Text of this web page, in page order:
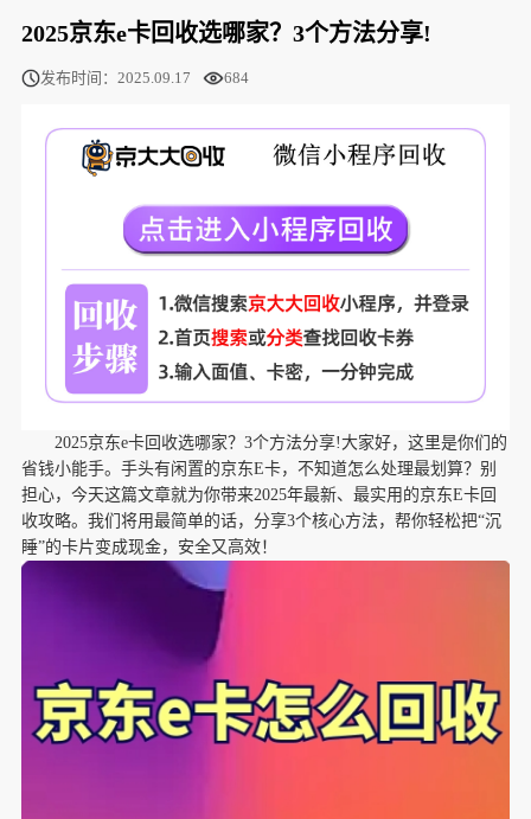
2025京东e卡回收选哪家？3个方法分享!
发布时间：2025.09.17 684
2025京东e卡回收选哪家？3个方法分享!大家好，这里是你们的
省钱小能手。手头有闲置的京东E卡，不知道怎么处理最划算？别
担心，今天这篇文章就为你带来2025年最新、最实用的京东E卡回
收攻略。我们将用最简单的话，分享3个核心方法，帮你轻松把“沉
睡”的卡片变成现金，安全又高效！